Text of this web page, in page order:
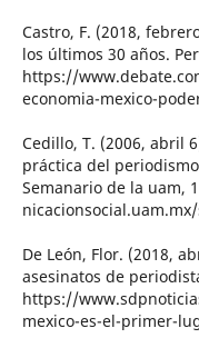
Castro, F. (2018,
los últimos 30 años.
https://
economia-mexico-
Cedillo, T. (2006, abril
práctica del
Semanario de la uam,
De León, Flor. (2018,
asesinatos de
https://
mexico-es-el-primer-